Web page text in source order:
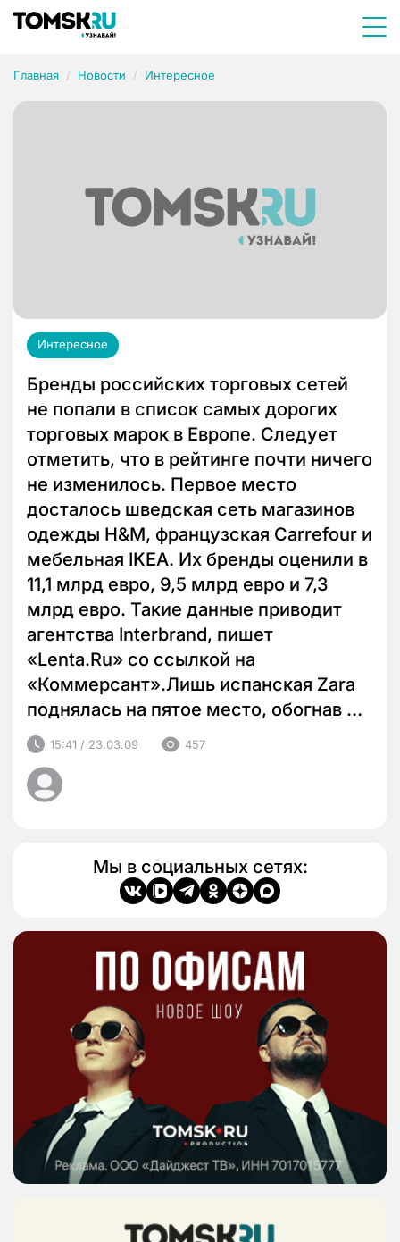
Главная Новости Интересное
Интересное
Бренды российских торговых сетей
не попали в список самых дорогих
торговых марок в Европе. Следует
отметить, что в рейтинге почти ничего
не изменилось. Первое место
досталось шведская сеть магазинов
одежды H&M, французская Carrefour и
мебельная IKEA. Их бренды оценили в
11,1 млрд евро, 9,5 млрд евро и 7,3
млрд евро. Такие данные приводит
агентства Interbrand, пишет
«Lenta.Ru» со ссылкой на
«Коммерсант».Лишь испанская Zara
поднялась на пятое место, обогнав …
15:41 / 23.03.09 457
Мы в социальных сетях: